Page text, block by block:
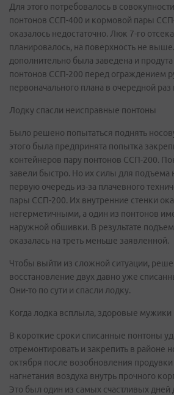
Для этого потребовалось в
понтонов ССП-400 и кормовой пары
оказалось недостаточно. Люк 7-го
планировалось, на поверхность не
дополнительно была заведена и
понтонов ССП-200 перед ограждением
первоначального плана в очередной раз
Лодку спасли неисправные понтоны
Было решено попытаться поднять
этого была предпринята попытка
контейнеров пару понтонов ССП-200.
завели быстро. Но их силы для подъема
первую очередь из-за плачевного
пары ССП-200. Их внутренние стенки
негерметичными, а один из понтонов
наружной обшивки. В результате
оказалась на треть меньше заявленной.
Чтобы выйти из сложной ситуации,
восстановление двух давно уже
Они-то по сути и спасли лодку.
Когда лодка всплыла, здоровые мужики
В короткие сроки списанные понтоны
отремонтировать и закрепить в районе
октября после возобновления
нагнетания воздуха внутрь прочного
Это был один из самых счастливых дней